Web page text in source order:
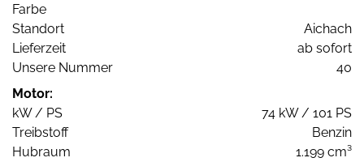
Farbe
Standort
Aichach
Lieferzeit
ab sofort
Unsere Nummer
40
Motor:
kW / PS
74 kW / 101 PS
Treibstoff
Benzin
Hubraum
1.199 cm³